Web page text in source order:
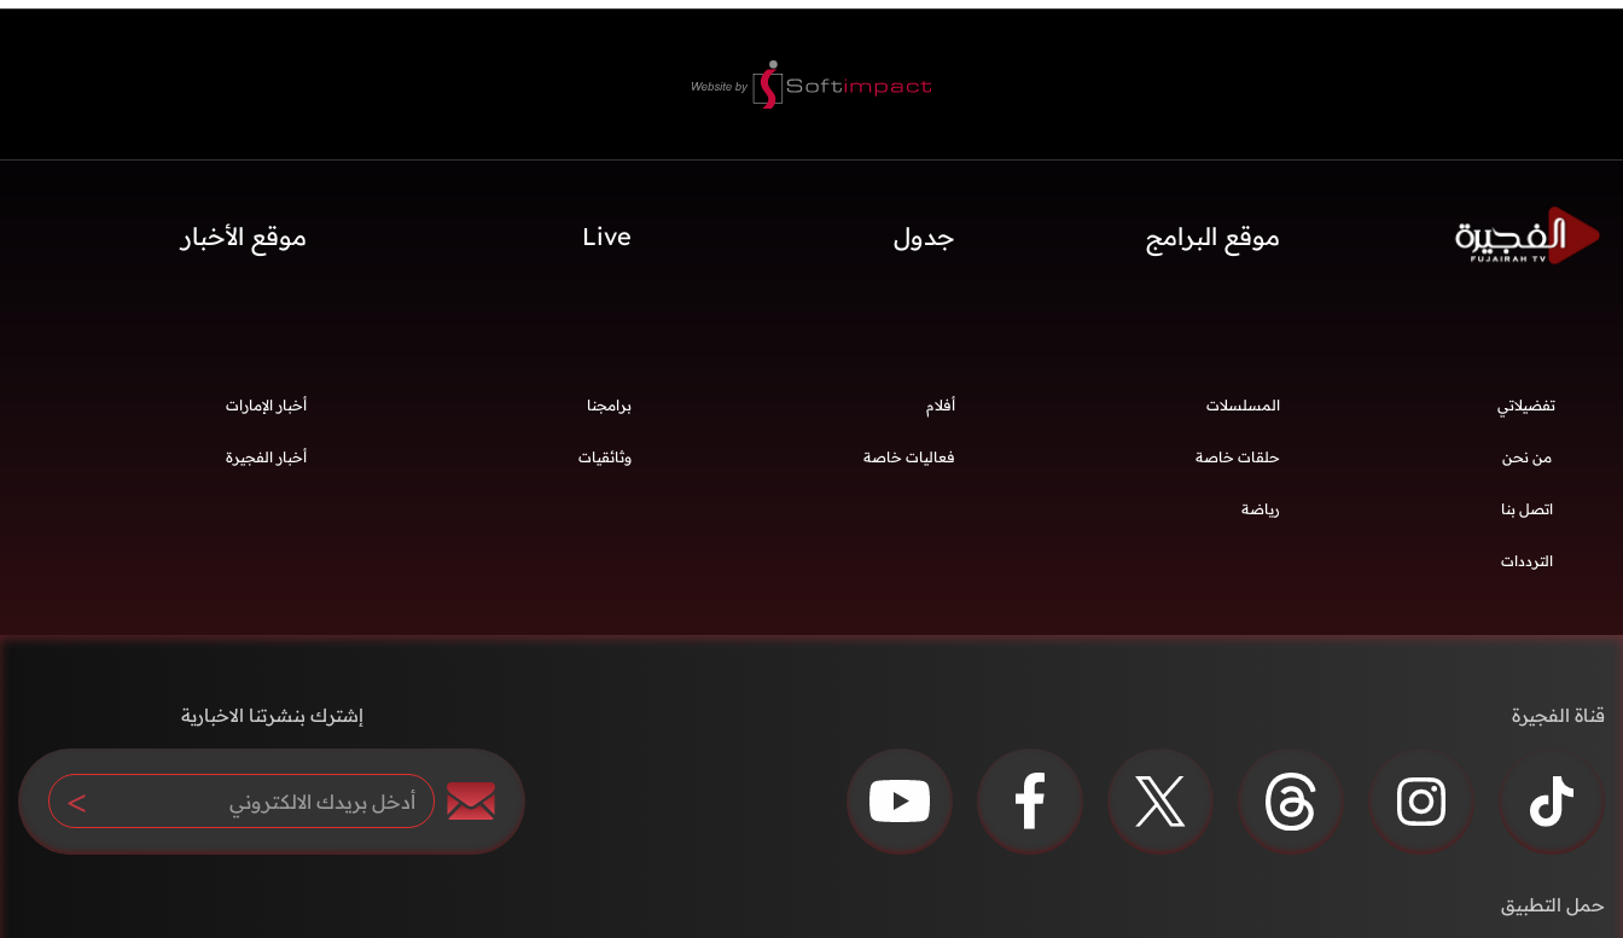
موقع البرامج جدول Live موقع الأخبار
تفضيلاتي
من نحن
اتصل بنا
الترددات
المسلسلات أفلام برامجنا
حلقات خاصة فعاليات خاصة وثائقيات
رياضة
أخبار الإمارات
أخبار الفجيرة
قناة الفجيرة
حمل التطبيق
إشترك بنشرتنا الاخبارية